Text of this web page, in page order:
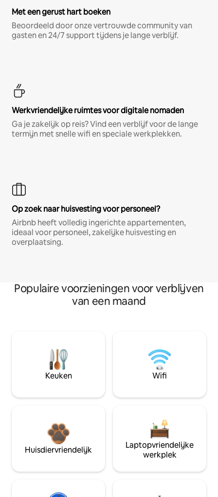
Met een gerust hart boeken
Beoordeeld door onze vertrouwde community van
gasten en 24/7 support tijdens je lange verblijf.
Werkvriendelijke ruimtes voor digitale nomaden
Ga je zakelijk op reis? Vind een verblijf voor de lange
termijn met snelle wifi en speciale werkplekken.
Op zoek naar huisvesting voor personeel?
Airbnb heeft volledig ingerichte appartementen,
ideaal voor personeel, zakelijke huisvesting en
overplaatsing.
Populaire voorzieningen voor verblijven
van een maand
Keuken Wifi
Huisdiervriendelijk
Laptopvriendelijke
werkplek